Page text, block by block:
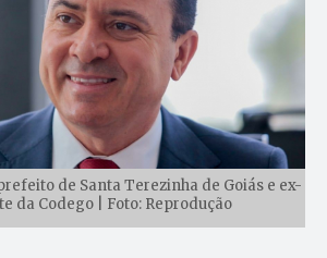
de Santa Terezinha de Goiás e ex-
da Codego | Foto: Reprodução